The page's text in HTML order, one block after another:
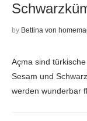
by Bettina von
Açma sind
Sesam und
werden wunderbar